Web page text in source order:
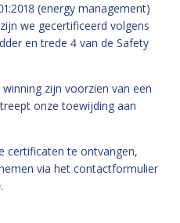
(energy management)
we gecertificeerd volgens
en trede 4 van de Safety
zijn voorzien van een
onze toewijding aan
certificaten te ontvangen,
via het contactformulier